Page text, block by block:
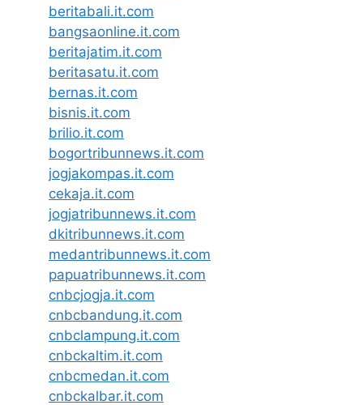
beritabali.it.com
bangsaonline.it.com
beritajatim.it.com
beritasatu.it.com
bernas.it.com
bisnis.it.com
brilio.it.com
bogortribunnews.it.com
jogjakompas.it.com
cekaja.it.com
jogjatribunnews.it.com
dkitribunnews.it.com
medantribunnews.it.com
papuatribunnews.it.com
cnbcjogja.it.com
cnbcbandung.it.com
cnbclampung.it.com
cnbckaltim.it.com
cnbcmedan.it.com
cnbckalbar.it.com